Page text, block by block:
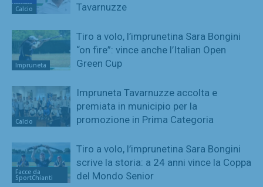
Calcio
Tavarnuzze
Impruneta
Tiro a volo, l’imprunetina Sara Bongini
“on fire”: vince anche l’Italian Open
Green Cup
Calcio
Impruneta Tavarnuzze accolta e
premiata in municipio per la
promozione in Prima Categoria
Facce da
SportChianti
Tiro a volo, l’imprunetina Sara Bongini
scrive la storia: a 24 anni vince la Coppa
del Mondo Senior